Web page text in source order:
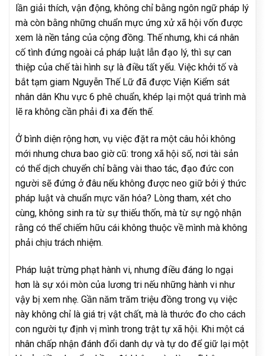
lần giải thích, vận động, không chỉ bằng ngôn ngữ pháp lý
mà còn bằng những chuẩn mực ứng xử xã hội vốn được
xem là nền tảng của cộng đồng. Thế nhưng, khi cá nhân
cố tình đứng ngoài cả pháp luật lẫn đạo lý, thì sự can
thiệp của chế tài hình sự là điều tất yếu. Việc khởi tố và
bắt tạm giam Nguyễn Thế Lữ đã được Viện Kiểm sát
nhân dân Khu vực 6 phê chuẩn, khép lại một quá trình mà
lẽ ra không cần phải đi xa đến thế.
Ở bình diện rộng hơn, vụ việc đặt ra một câu hỏi không
mới nhưng chưa bao giờ cũ: trong xã hội số, nơi tài sản
có thể dịch chuyển chỉ bằng vài thao tác, đạo đức con
người sẽ đứng ở đâu nếu không được neo giữ bởi ý thức
pháp luật và chuẩn mực văn hóa? Lòng tham, xét cho
cùng, không sinh ra từ sự thiếu thốn, mà từ sự ngộ nhận
rằng có thể chiếm hữu cái không thuộc về mình mà không
phải chịu trách nhiệm.
Pháp luật trừng phạt hành vi, nhưng điều đáng lo ngại
hơn là sự xói mòn của lương tri nếu những hành vi như
vậy bị xem nhẹ. Gần năm trăm triệu đồng trong vụ việc
này không chỉ là giá trị vật chất, mà là thước đo cho cách
con người tự định vị mình trong trật tự xã hội. Khi một cá
nhân chấp nhận đánh đổi danh dự và tự do để giữ lại một